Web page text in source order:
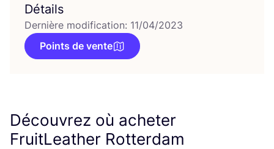
Détails
Dernière modification: 11/04/2023
Points de vente
Découvrez où acheter
FruitLeather Rotterdam